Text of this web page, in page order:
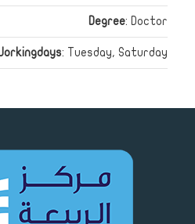
Degree: Doctor
: Tuesday, Saturday